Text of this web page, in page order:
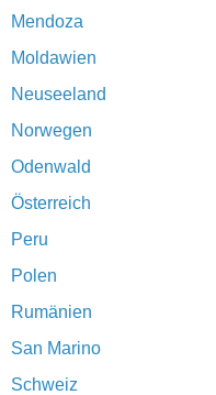
Mendoza
Moldawien
Neuseeland
Norwegen
Odenwald
Österreich
Peru
Polen
Rumänien
San Marino
Schweiz